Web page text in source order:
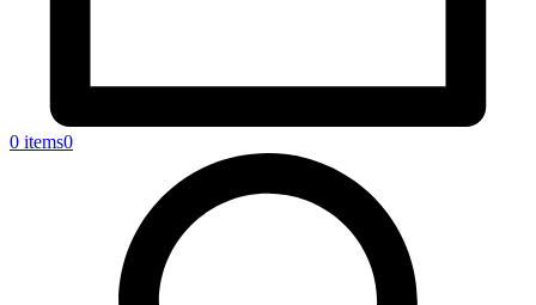
0 items0